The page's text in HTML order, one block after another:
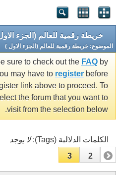
خريطة رقمية للعالم (الجزء
الموضوع: خريطة رقمية للعالم (الجزء الاول )
sure to check out the FAQ by
may have to register before
link above to proceed. To
the forum that you want to
visit from the selection below.
الكلمات الدلالية (Tags):
لا يوجد
1
2
3